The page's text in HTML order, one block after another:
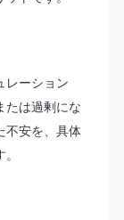
レーション
たは過剰にな
不安を、具体